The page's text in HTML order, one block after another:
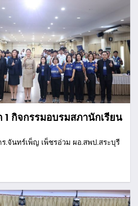
1 กิจกรรมอบรมสภานักเรียน
.จันทร์เพ็ญ เพ็ชรอ่วม ผอ.สพป.สระบุรี